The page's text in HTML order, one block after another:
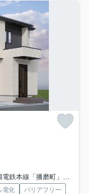
鉄本線「播磨町」駅 徒歩37分
電化
バリアフリー